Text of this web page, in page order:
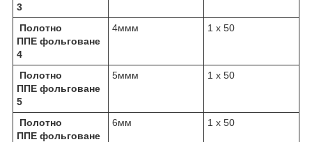
3
Полотно
ППЕ фольговане
4
4ммм 1 х 50
Полотно
ППЕ фольговане
5
5ммм 1 х 50
Полотно
ППЕ фольговане
6мм 1 х 50